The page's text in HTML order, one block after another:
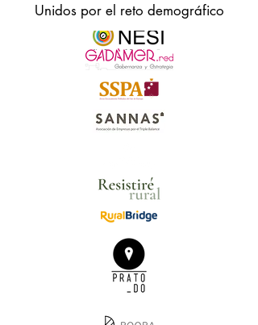
Unidos por el reto demográfico